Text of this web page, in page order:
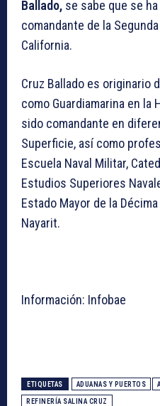
Ballado, se sabe que se
comandante de la
California.
Cruz Ballado es originario
como Guardiamarina en la
sido comandante en
Superficie, así como
Escuela Naval Militar,
Estudios Superiores
Estado Mayor de la
Nayarit.
Información: Infobae
ETIQUETAS ADUANAS Y PUERTOS
REFINERÍA SALINA CRUZ